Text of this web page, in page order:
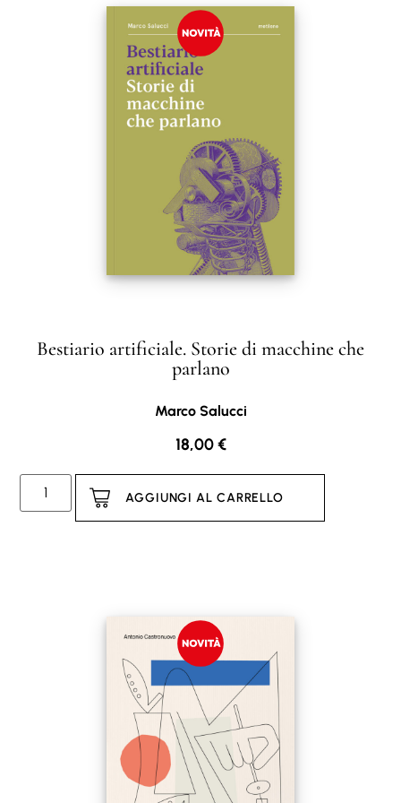
Bestiario artificiale. Storie di macchine che
parlano
Marco Salucci
18,00€
AGGIUNGI AL CARRELLO